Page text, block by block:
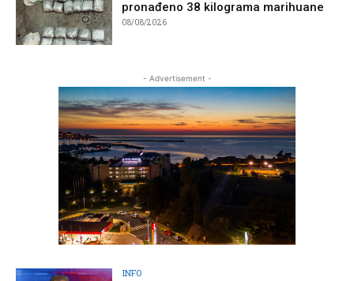
pronađeno 38 kilograma marihuane
08/08/2026
- Advertisement -
INFO